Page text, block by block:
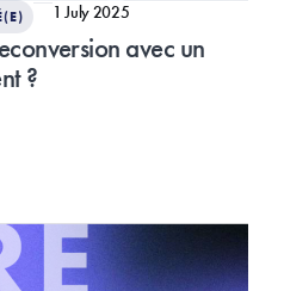
1 July 2025
avec un
?